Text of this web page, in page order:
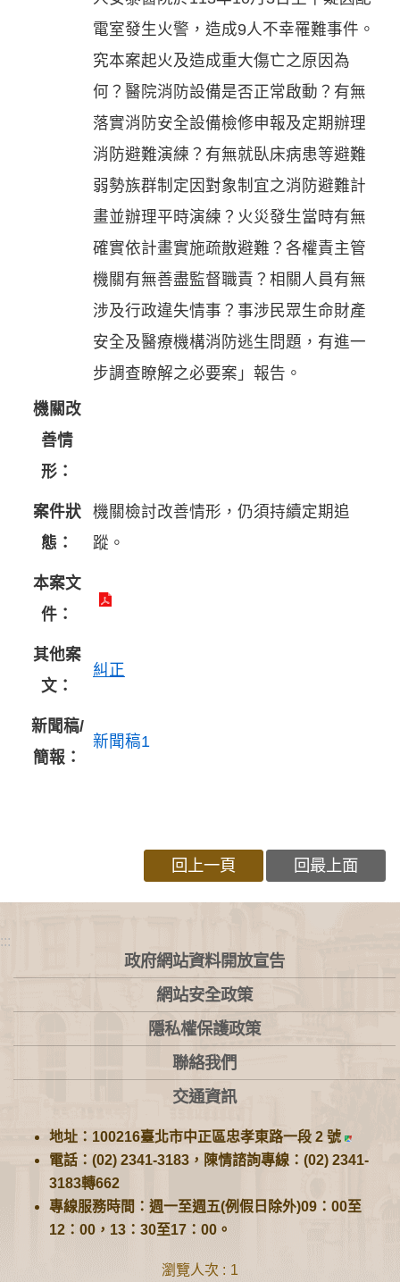
電室發生火警，造成9人不幸罹難事件。
究本案起火及造成重大傷亡之原因為
何？醫院消防設備是否正常啟動？有無
落實消防安全設備檢修申報及定期辦理
消防避難演練？有無就臥床病患等避難
弱勢族群制定因對象制宜之消防避難計
畫並辦理平時演練？火災發生當時有無
確實依計畫實施疏散避難？各權責主管
機關有無善盡監督職責？相關人員有無
涉及行政違失情事？事涉民眾生命財產
安全及醫療機構消防逃生問題，有進一
步調查瞭解之必要案」報告。
機關改
善情
形：
案件狀
態：
機關檢討改善情形，仍須持續定期追
蹤。
本案文
件：
其他案
文：
糾正
新聞稿/
簡報：
新聞稿1
回上一頁 回最上面
:::
政府網站資料開放宣告
網站安全政策
隱私權保護政策
聯絡我們
交通資訊
地址：100216臺北市中正區忠孝東路一段 2 號
電話：(02) 2341-3183，陳情諮詢專線：(02) 2341-
3183轉662
專線服務時間：週一至週五(例假日除外)09：00至
12：00，13：30至17：00。
瀏覽人次 1